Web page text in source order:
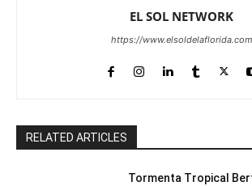
EL SOL NETWORK
https://www.elsoldelaflorida.com
RELATED ARTICLES
Tormenta Tropical